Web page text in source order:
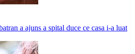
a ajuns a spital duce ce casa i-a luat